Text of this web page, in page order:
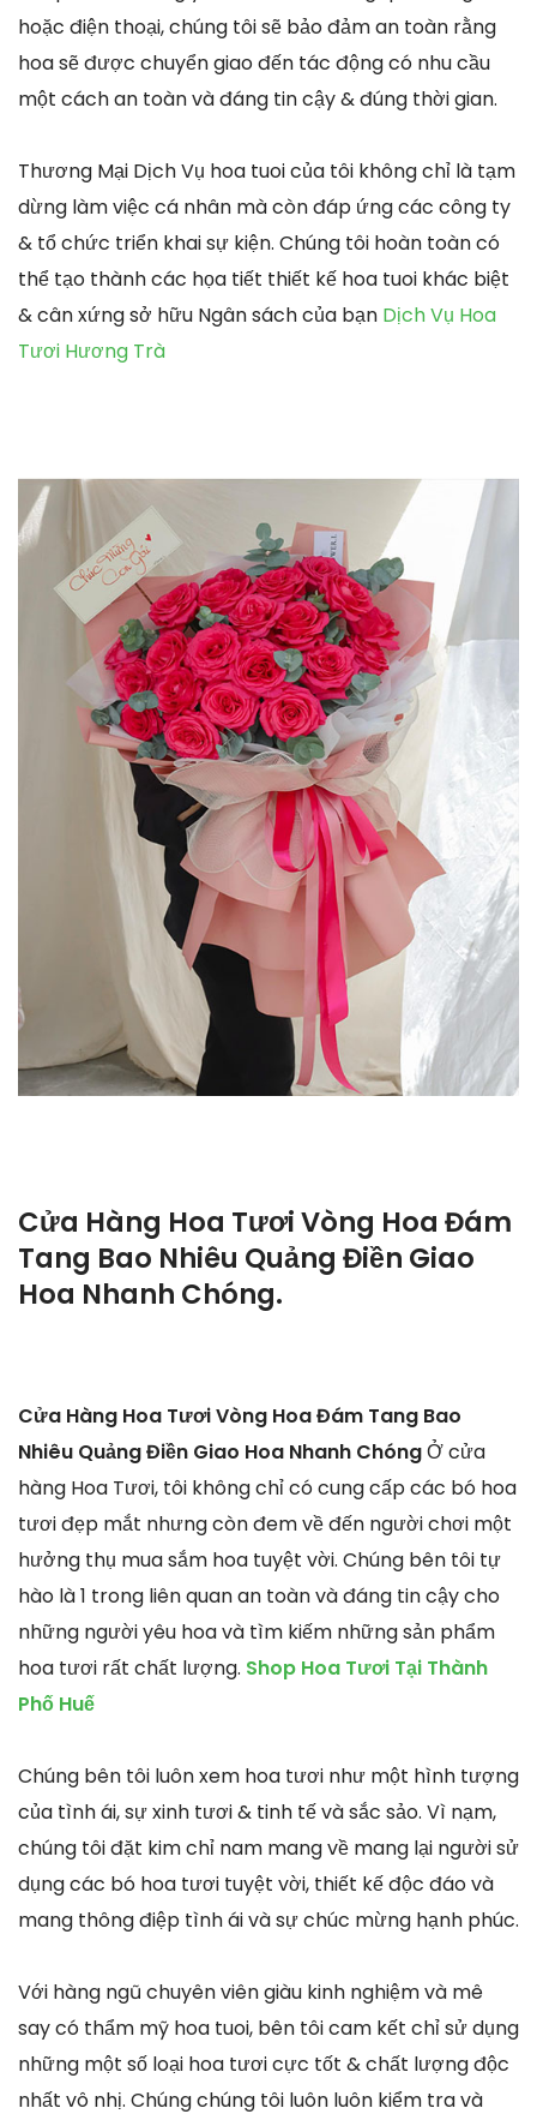
hoặc điện thoại, chúng tôi sẽ bảo đảm an toàn rằng
hoa sẽ được chuyển giao đến tác động có nhu cầu
một cách an toàn và đáng tin cậy & đúng thời gian.
Thương Mại Dịch Vụ hoa tuoi của tôi không chỉ là tạm
dừng làm việc cá nhân mà còn đáp ứng các công ty
& tổ chức triển khai sự kiện. Chúng tôi hoàn toàn có
thể tạo thành các họa tiết thiết kế hoa tuoi khác biệt
& cân xứng sở hữu Ngân sách của bạn Dịch Vụ Hoa
Tươi Hương Trà
Cửa Hàng Hoa Tươi Vòng Hoa Đám
Tang Bao Nhiêu Quảng Điền Giao
Hoa Nhanh Chóng.
Cửa Hàng Hoa Tươi Vòng Hoa Đám Tang Bao
Nhiêu Quảng Điền Giao Hoa Nhanh ChóngỞ cửa
hàng Hoa Tươi, tôi không chỉ có cung cấp các bó hoa
tươi đẹp mắt nhưng còn đem về đến người chơi một
hưởng thụ mua sắm hoa tuyệt vời. Chúng bên tôi tự
hào là 1 trong liên quan an toàn và đáng tin cậy cho
những người yêu hoa và tìm kiếm những sản phẩm
hoa tươi rất chất lượng. Shop Hoa Tươi Tại Thành
Phố Huế
Chúng bên tôi luôn xem hoa tươi như một hình tượng
của tình ái, sự xinh tươi & tinh tế và sắc sảo. Vì nạm,
chúng tôi đặt kim chỉ nam mang về mang lại người sử
dụng các bó hoa tươi tuyệt vời, thiết kế độc đáo và
mang thông điệp tình ái và sự chúc mừng hạnh phúc.
Với hàng ngũ chuyên viên giàu kinh nghiệm và mê
say có thẩm mỹ hoa tuoi, bên tôi cam kết chỉ sử dụng
những một số loại hoa tươi cực tốt & chất lượng độc
nhất vô nhị. Chúng chúng tôi luôn luôn kiểm tra và